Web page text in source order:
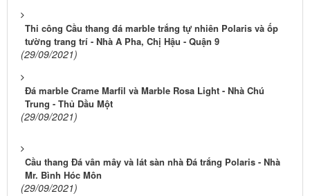
Thi công Cầu thang đá marble trắng tự nhiên Polaris và ốp
tường trang trí - Nhà A Pha, Chị Hậu - Quận 9
(29/09/2021)
Đá marble Crame Marfil và Marble Rosa Light - Nhà Chú
Trung - Thủ Dầu Một
(29/09/2021)
Cầu thang Đá vân mây và lát sàn nhà Đá trắng Polaris - Nhà
Mr. Bình Hóc Môn
(29/09/2021)